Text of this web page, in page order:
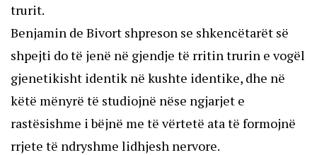
trurit.
Benjamin de Bivort shpreson se shkencëtarët së
shpejti do të jenë në gjendje të rritin trurin e vogël
gjenetikisht identik në kushte identike, dhe në
këtë mënyrë të studiojnë nëse ngjarjet e
rastësishme i bëjnë me të vërtetë ata të formojnë
rrjete të ndryshme lidhjesh nervore.